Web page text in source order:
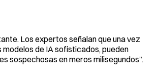
Los expertos señalan que una vez
modelos de IA sofisticados, pueden
sospechosas en meros milisegundos”.